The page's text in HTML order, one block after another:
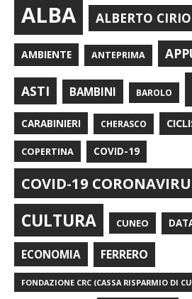
ALBA ALBERTO CIRIO
AMBIENTE ANTEPRIMA
ASTI BAMBINI BAROLO
CARABINIERI CHERASCO
COPERTINA COVID-19
COVID-19
CULTURA CUNEO
ECONOMIA FERRERO
FONDAZIONE CRC (CASSA RISPARMIO DI